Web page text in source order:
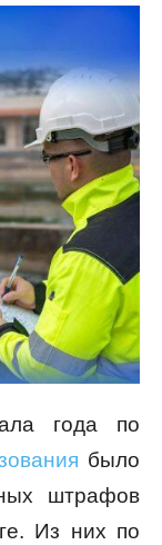
года по
было
штрафов
Из них по